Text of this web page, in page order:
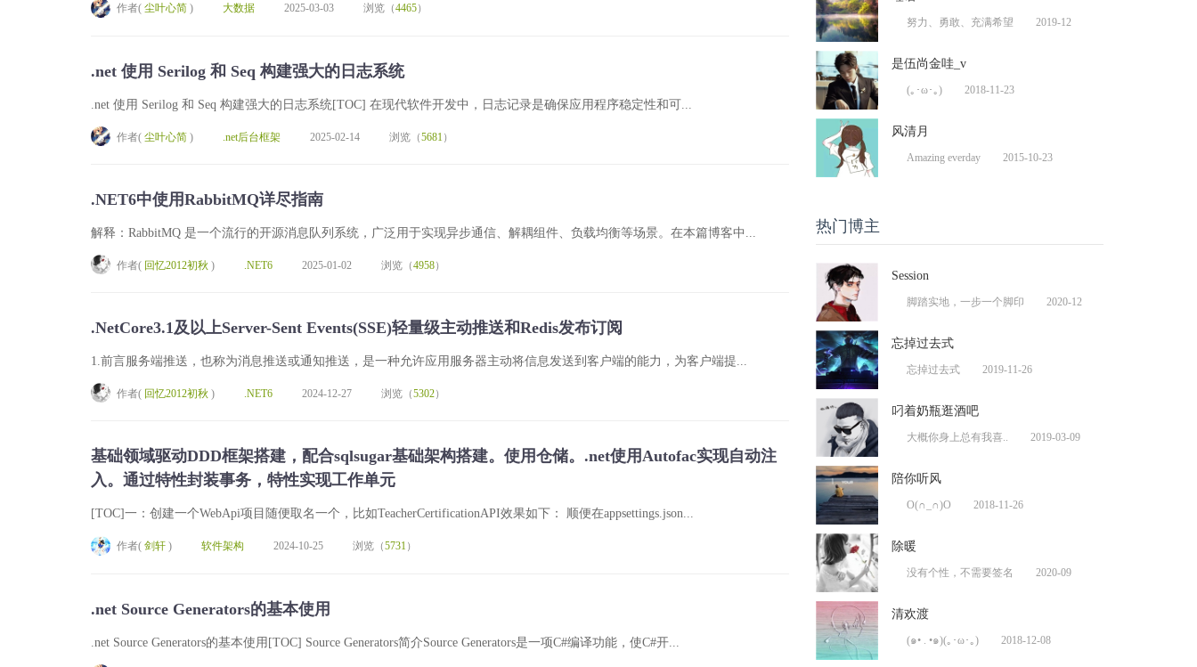
作者( 尘叶心简 ) 大数据 2025-03-03 浏览（4465）
.net 使用 Serilog 和 Seq 构建强大的日志系统
.net 使用 Serilog 和 Seq 构建强大的日志系统[TOC] 在现代软件开发中，日志记录是确保应用程序稳定性和可...
作者( 尘叶心简 ) .net后台框架 2025-02-14 浏览（5681 ）
.NET6中使用RabbitMQ详尽指南
解释：RabbitMQ 是一个流行的开源消息队列系统，广泛用于实现异步通信、解耦组件、负载均衡等场景。在本篇博客中...
作者( 回忆2012初秋 ) .NET6 2025-01-02 浏览（4958）
.NetCore3.1及以上Server-Sent Events(SSE)轻量级主动推送和Redis发布订阅
1.前言服务端推送，也称为消息推送或通知推送，是一种允许应用服务器主动将信息发送到客户端的能力，为客户端提...
作者( 回忆2012初秋 ) .NET6 2024-12-27 浏览（5302）
基础领域驱动DDD框架搭建，配合sqlsugar基础架构搭建。使用仓储。.net使用Autofac实现自动注
入。通过特性封装事务，特性实现工作单元
[TOC]一：创建一个WebApi项目随便取名一个，比如TeacherCertificationAPI效果如下： 顺便在appsettings.json...
作者( 剑轩 ) 软件架构 2024-10-25 浏览（5731）
.net Source Generators的基本使用
.net Source Generators的基本使用[TOC] Source Generators简介Source Generators是一项C#编译功能，使C#开...
努力、勇敢、充满希望 2019-12
是伍尚金哇_v
(｡･ω･｡) 2018-11-23
风清月
Amazing everday 2015-10-23
热门博主
Session
脚踏实地，一步一个脚印 2020-12
忘掉过去式
忘掉过去式 2019-11-26
叼着奶瓶逛酒吧
大概你身上总有我喜.. 2019-03-09
陪你听风
O(∩_∩)O 2018-11-26
除暖
没有个性，不需要签名 2020-09
清欢渡
(๑• . •๑)(｡･ω･｡) 2018-12-08